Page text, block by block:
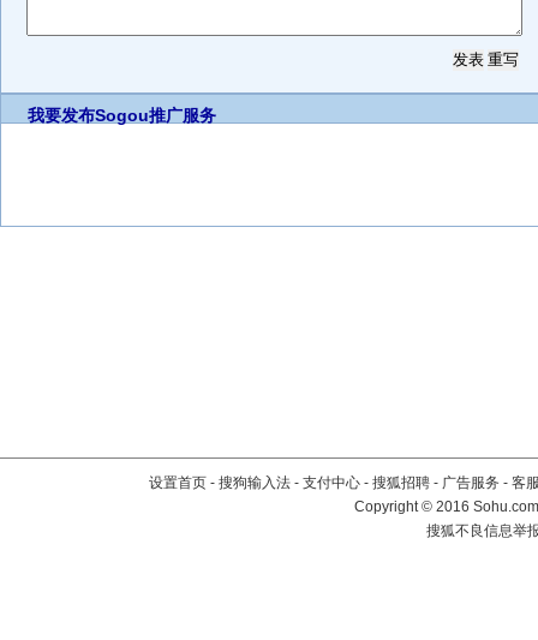
我要发布Sogou推广服务
设置首页 - 搜狗输入法 - 支付中心 - 搜狐招聘 - 广告服务 - 客
Copyright©2016
搜狐不良信息举